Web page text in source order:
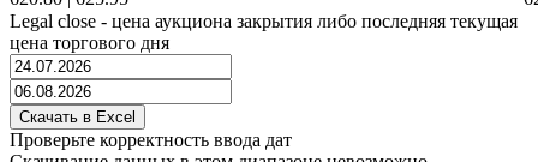
Legal close - цена аукциона закрытия либо последняя текущая
цена торгового дня
Проверьте корректность ввода дат